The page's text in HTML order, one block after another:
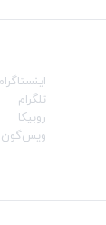
تلگرام
روبیکا
ویس‌گون